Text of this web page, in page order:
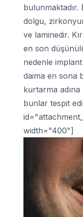
bulunmaktadır.
dolgu,
ve laminedir.
en son
nedenle implant
daima en sona
kurtarma
bunlar tespit
width="400"]